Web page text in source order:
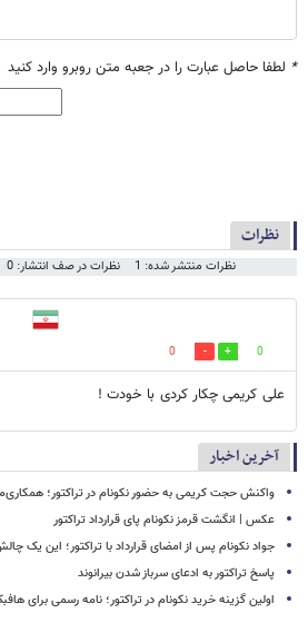
* لطفا حاصل عبارت را در جعبه متن روبرو وارد کنید
نظرات
نظرات منتشر شده: 1 نظرات در صف انتشار: 0
0
0
علی کریمی چکار کردی با خودت !
آخرین اخبار
واکنش حجت کریمی به حضور نکونام در تراکتور؛
عکس | انگشت قرمز نکونام پای قرارداد تراکتور
جواد نکونام پس از امضای قرارداد با تراکتور؛ این یک
پاسخ تراکتور به ادعای سرباز شدن بیرانوند
اولین گزینه خرید نکونام در تراکتور؛ نامه رسمی برای